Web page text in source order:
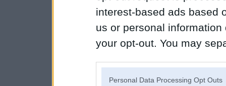
interest-based ads based
us or personal
your opt-out. You may
Personal Data Processing Opt Outs